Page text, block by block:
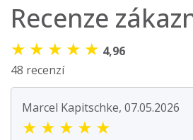
Recenze
★ ★ ★ ★ ★ 4,96
48 recenzí
Marcel Kapitschke, 07.05.2026
★ ★ ★ ★ ★